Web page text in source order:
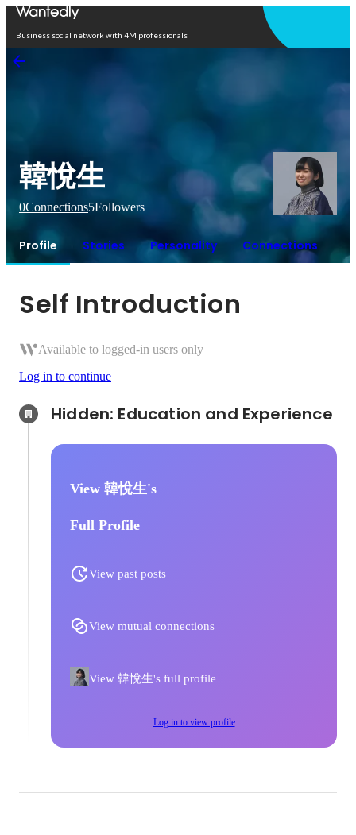
Business social network with 4M professionals
韓悅生
0Connections5Followers
Profile Stories Personality Connections
Self Introduction
Available to logged-in users only
Log in to continue
View 韓悅生's
Full Profile
View past posts
View mutual connections
View 韓悅生's full profile
Log in to view profile